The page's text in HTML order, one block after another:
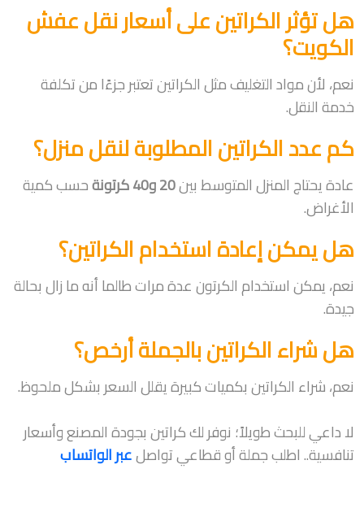
هل تؤثر الكراتين على أسعار نقل عفش
الكويت؟
نعم، لأن مواد التغليف مثل الكراتين تعتبر جزءًا من تكلفة
خدمة النقل.
كم عدد الكراتين المطلوبة لنقل منزل؟
عادة يحتاج المنزل المتوسط بين20 و40 كرتونة
حسب كمية
الأغراض.
هل يمكن إعادة استخدام الكراتين؟
نعم، يمكن استخدام الكرتون عدة مرات طالما أنه ما زال بحالة
جيدة.
هل شراء الكراتين بالجملة أرخص؟
نعم، شراء الكراتين بكميات كبيرة يقلل السعر بشكل ملحوظ.
لا داعي للبحث طويلاً؛ نوفر لك كراتين بجودة المصنع وأسعار
تنافسية.. اطلب جملة أو قطاعي تواصلعبر الواتساب